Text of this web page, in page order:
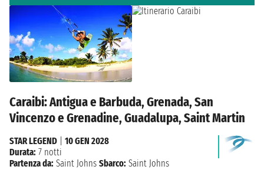
Caraibi: Antigua e Barbuda, Grenada, San
Vincenzo e Grenadine, Guadalupa, Saint Martin
STAR LEGEND
10 GEN 2028
Durata: 7 notti
Partenza da: Saint Johns Sbarco: Saint Johns